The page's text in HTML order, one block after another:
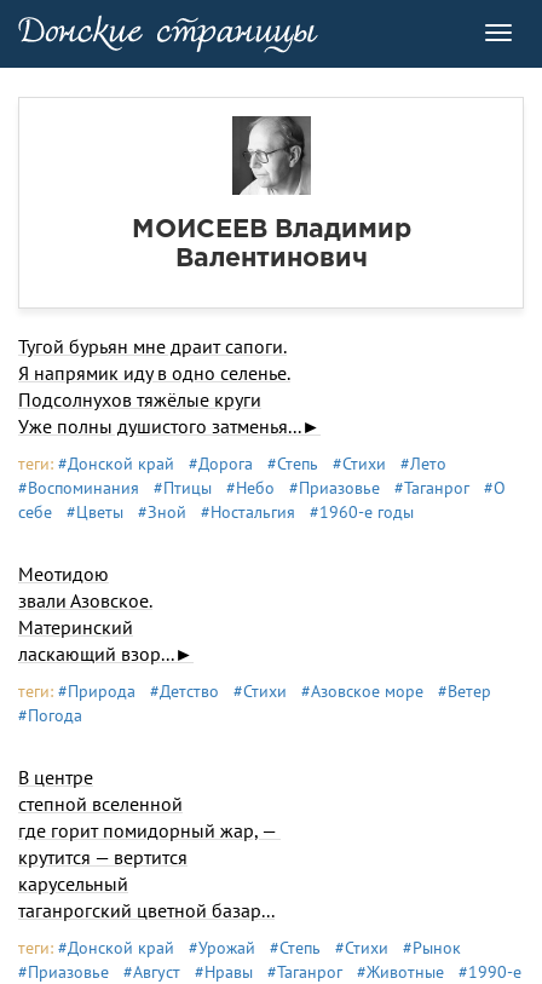
МОИСЕЕВ Владимир
Валентинович
Тугой бурьян мне драит сапоги.
Я напрямик иду в одно селенье.
Подсолнухов тяжёлые круги
Уже полны душистого затменья...►
теги: #Донской край #Дорога #Степь #Стихи
#Лето
#Воспоминания
#Птицы #Небо #Приазовье #Таганрог
#О
себе
#Цветы #Зной #Ностальгия #1960-е годы
Меотидою
звали Азовское.
Материнский
ласкающий взор...►
теги: #Природа #Детство #Стихи #Азовское море
#Ветер
#Погода
В центре
степной вселенной
где горит помидорный жар, —
крутится — вертится
карусельный
таганрогский цветной базар...
теги: #Донской край #Урожай #Степь #Стихи
#Рынок
#Приазовье
#Август #Нравы #Таганрог #Животные
#1990-е